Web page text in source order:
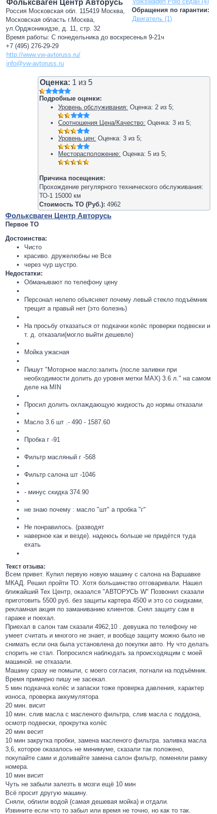
Обращения по гарантии:
Двигатель (1)
Фольксваген Центр Авторусь
Россия Московская обл. 115419 Москва,
Московская область г.Москва,
ул.Орджоникидзе, д. 11, стр. 32
Время работы: С понедельника до воскресенья 9-21ч
+7 (495) 276-29-29
http://www.vw-avtoruss.ru/
info@vw-avtoruss.ru
Оценка: 1 из5
Подробные оценки:
Уровень обслуживания: Оценка:2 из5;
Соотношения Цена/Качество: Оценка:3 из5;
Уровень цен: Оценка:3 из5;
Месторасположение: Оценка:5 из5;
Причина посещения:
Прохождение регулярного технического обслуживания:
ТО-1 15000 км
Стоимость ТО (Руб.): 4962
Фольксваген Центр Авторусь
Первое ТО
Достоинства:
Чисто
красиво. дружелюбны не Все
через чур шустро.
Недостатки:
Обманывают по телефону цену
Персонал нелепо объясняет почему левый стекло подъёмник
трещит а правый нет (это болезнь)
На просьбу отказаться от подкачки колёс проверки подвески и
т. д. отказали(могло выйти дешевле)
Мойка ужасная
Пишут "Моторное масло:залить (после заливки при
необходимости долить до уровня метки МАХ) 3.6 л." на самом
деле на МIN
Просил долить охлаждающую жидкость до нормы отказали
Масло 3.6 шт .- 490 - 1587.60
Пробка г -91
Фильтр масляный г -568
Фильтр салона шт -1046
- минус скидка 374.90
не знаю почему : масло "шт" а пробка "г"
Не понравилось. (разводят
наверное как и везде). надеюсь больше не придётся туда
ехать
Текст отзыва:
Всем привет. Купил первую новую машину с салона на Варшавке
МКАД. Решил пройти ТО. Хотя большинство отговаривали. Нашел
ближайший Тех Центр, оказался "АВТОРУСЬ W" Позвонил сказали
приготовить 5500 руб. без защиты картера 4500 и это со скидками,
рекламная акция по заманиванию клиентов. Снял защиту сам в
гараже и поехал.
Приехал в салон там сказали 4962,10 . девушка по телефону не
умеет считать и многого не знает, и вообще защиту можно было не
снимать если она была установлена до покупки авто. Ну что делать
спорить не стал. Попросился наблюдать за происходящим с моей
машиной. не отказали.
Машину сразу не помыли, с моего согласия, погнали на подъёмник.
Время примерно пишу не засекал.
5 мин подкачка колёс и запаски тоже проверка давления, характер
износа, проверка аккумулятора
20 мин. висит
10 мин. слив масла с масленого фильтра, слив масла с поддона,
осмотр подвески, прокрутка колёс
20 мин весит
10 мин закрутка пробки, замена масленого фильтра. заливка масла
3,6, которое оказалось не минимуме, сказали так положено,
покупайте сами и доливайте замена салон фильтр, поменяли рамку
номера.
10 мин висит
Чуть не забыли залезть в мозги ещё 10 мин
Всё просит другую машину.
Сняли, облили водой (самая дешевая мойка) и отдали.
Извините если что то забыл или время не точно, но как то так.